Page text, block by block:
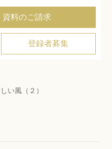
資料のご請求
登録者募集
い風（２）